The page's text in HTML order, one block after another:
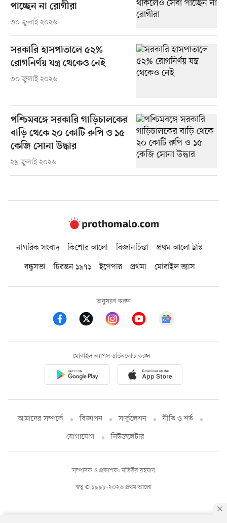
পাচ্ছেন না রোগীরা
৩০ জুলাই ২০২৬
সরকারি হাসপাতালে ৫২%
রোগনির্ণয় যন্ত্র থেকেও নেই
৩০ জুলাই ২০২৬
পশ্চিমবঙ্গে সরকারি গাড়িচালকের
বাড়ি থেকে ২০ কোটি রুপি ও ১৫
কেজি সোনা উদ্ধার
২৯ জুলাই ২০২৬
নাগরিক সংবাদ কিশোর আলো বিজ্ঞানচিন্তা
প্রথম আলো ট্রাস্ট
বন্ধুসভা
চিরন্তন ১৯৭১ ইপেপার প্রথমা মোবাইল ভ্যাস
অনুসরণ করুন
মোবাইল অ্যাপস ডাউনলোড করুন
আমাদের সম্পর্কে বিজ্ঞাপন সার্কুলেশন
নীতি ও শর্ত
যোগাযোগ
নিউজলেটার
স্বত্ব © ১৯৯৮-২০২৬ প্রথম আলো
সম্পাদক ও প্রকাশক: মতিউর রহমান